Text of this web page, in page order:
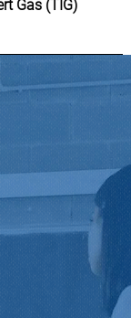
Gas (TIG)